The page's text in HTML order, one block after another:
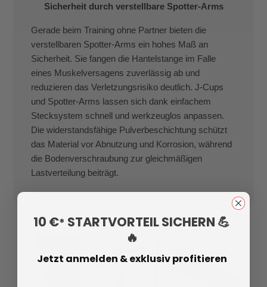
Sicherheit durch verstellbare Spotter-Arms
Gerade beim Training ohne Partner bieten die
verstellbaren Spotter-Arms ein hohes Maß an
Sicherheit. Sie fangen die Hantelstange im Falle
eines Muskelversagens zuverlässig ab und
reduzieren das Verletzungsrisiko deutlich. J-Cups
und Spotter-Arms lassen sich dank einfachem
Stecksystem schnell und werkzeuglos anpassen.
Die widerstandsfähige Pulverbeschichtung schützt
das Material vor Abnutzung und Korrosion, während
die Bodenverschraubung zur gleichmäßigen
Lastverteilung beiträgt.
10 €* STARTVORTEIL SICHERN 💪
🔥
Jetzt anmelden & exklusiv profitieren